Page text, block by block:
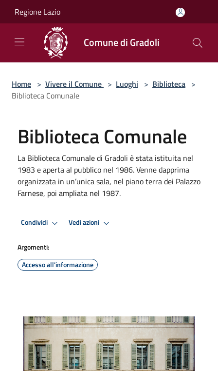
Regione Lazio
Comune di Gradoli
Home > Vivere il Comune > Luoghi > Biblioteca >
Biblioteca Comunale
Biblioteca Comunale
La Biblioteca Comunale di Gradoli è stata istituita nel
1983 e aperta al pubblico nel 1986. Venne dapprima
organizzata in un’unica sala, nel piano terra dei Palazzo
Farnese, poi ampliata nel 1987.
Condividi Vedi azioni
Argomenti:
Accesso all'informazione